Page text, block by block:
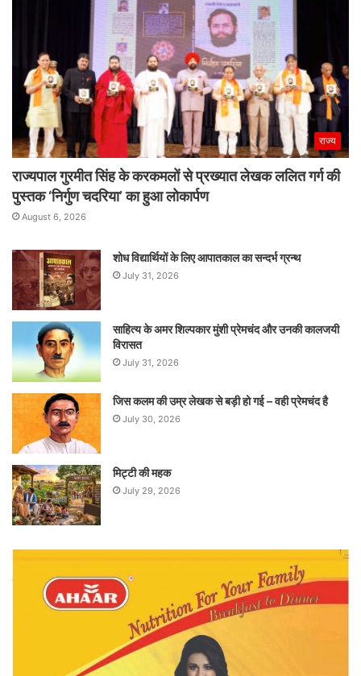
राज्य
राज्यपाल गुरमीत सिंह के करकमलों से प्रख्यात लेखक ललित गर्ग की
पुस्तक ‘निर्गुण चदरिया’ का हुआ लोकार्पण
August 6, 2026
शोध विद्यार्थियों के लिए आपातकाल का सन्दर्भ ग्रन्थ
July 31, 2026
साहित्य के अमर शिल्पकार मुंशी प्रेमचंद और उनकी कालजयी
विरासत
July 31, 2026
जिस कलम की उम्र लेखक से बड़ी हो गई – वही प्रेमचंद है
July 30, 2026
मिट्टी की महक
July 29, 2026